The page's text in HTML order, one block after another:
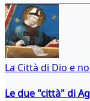
La Città di Dio e
Le due "città" di